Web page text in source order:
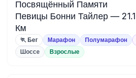
Посвящённый Памяти
Певицы Бонни Тайлер — 21.1
Км
🏃 Бег Марафон Полумарафон
Шоссе Взрослые